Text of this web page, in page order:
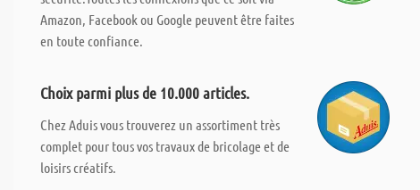
Amazon, Facebook ou Google peuvent être faites
en toute confiance.
Choix parmi plus de 10.000 articles.
Chez Aduis vous trouverez un assortiment très
complet pour tous vos travaux de bricolage et de
loisirs créatifs.